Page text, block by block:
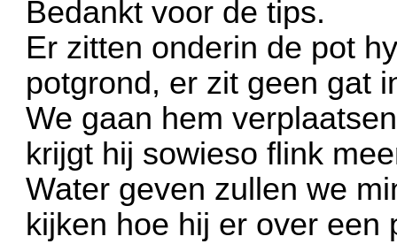
Bedankt voor de tips.
Er zitten onderin de pot
potgrond, er zit geen gat
We gaan hem
krijgt hij sowieso flink
Water geven zullen we
kijken hoe hij er over een